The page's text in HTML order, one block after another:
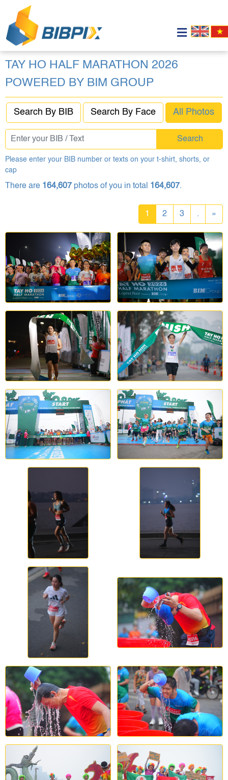
TAY HO HALF MARATHON 2026
POWERED BY BIM GROUP
Search By BIB Search By Face All Photos
Search
Please enter your BIB number or texts on your t-shirt, shorts, or
cap
There are 164,607 photos of you in total 164,607.
1 2 3 . »